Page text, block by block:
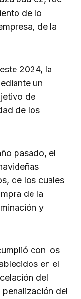
de lo
de la
2024, la
un
de
de los
pasado, el
de los cuales
de la
y
con los
en el
del
penalización del